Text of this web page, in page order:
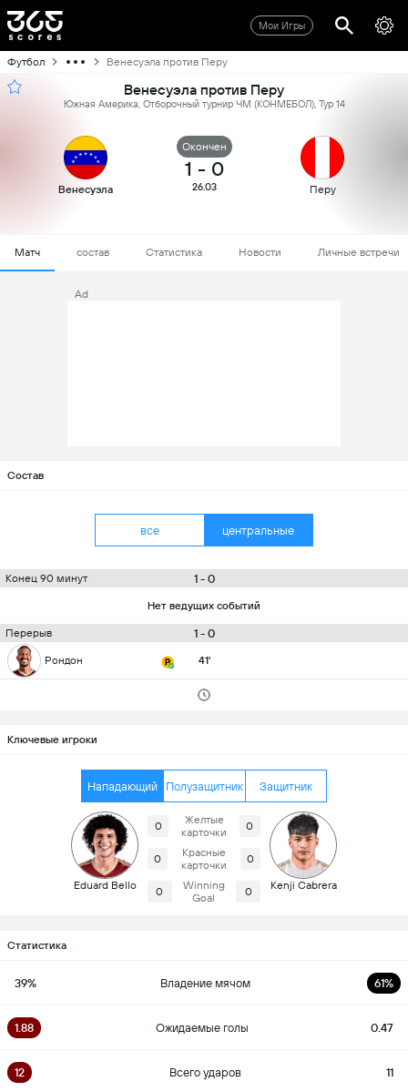
Мои Игры
Футбол Венесуэла против Перу
Венесуэла против Перу
Южная Америка, Отборочный турнир ЧМ (КОНМЕБОЛ), Тур 14
Венесуэла
Oкончен
1 - 0
26.03 Перу
Матч состав Статистика Новости Личные встречи
Ad
Состав
все центральные
Конец 90 минут 1 - 0
Нет ведущих событий
Перерыв 1 - 0
Рондон 41'
Ключевые игроки
Нападающий Полузащитник Защитник
Eduard Bello
0
Желтые
карточки
0
0
Красные
карточки
0
0
Winning
Goal
0 Kenji Cabrera
Статистика
39% Владение мячом 61%
1.88 Ожидаемые голы 0.47
12 Всего ударов 11